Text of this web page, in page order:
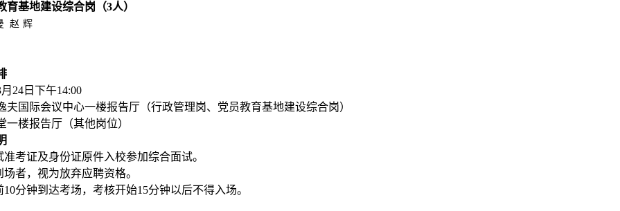
育基地建设综合岗（3人）
赵 辉
24日下午14:00
夫国际会议中心一楼报告厅（行政管理岗、党员教育基地建设综合岗）
楼报告厅（其他岗位）
准考证及身份证原件入校参加综合面试。
场者，视为放弃应聘资格。
分钟到达考场，考核开始15分钟以后不得入场。